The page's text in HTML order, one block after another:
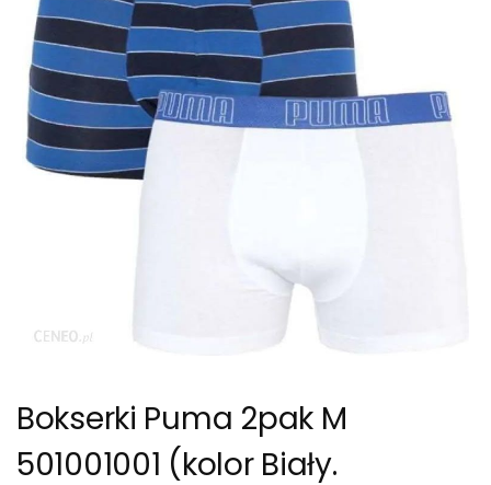
Bokserki Puma 2pak M
501001001 (kolor Biały.